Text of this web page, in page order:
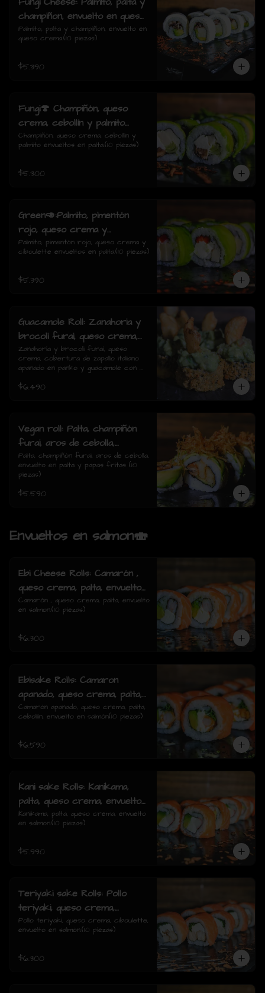
champiñon, envuelto en queso
crema.
Palmito, palta y champiñon, envuelto en
queso crema.(10 piezas)
$5.390
Fungi🍄 Champiñón, queso
crema, cebollín y palmito
envueltos en palta.
Champiñón, queso crema, cebollín y
palmito envueltos en palta.(10 piezas)
$5.300
Green🥑:Palmito, pimentón
rojo, queso crema y
ciboulette envueltos en palta.
Palmito, pimentón rojo, queso crema y
ciboulette envueltos en palta.(10 piezas)
$5.390
Guacamole Roll: Zanahoria y
brocoli furai, queso crema,
cobertura de zapallo italiano
apanado en panko y
(8 piezas)
Zanahoria y brocoli furai, queso
crema, cobertura de zapallo italiano
apanado en panko y guacamole con
$6.490
Vegan roll: Palta, champiñón
furai, aros de cebolla,
envuelto en palta y papas
fritas (10 piezas)
Palta, champiñón furai, aros de cebolla,
envuelto en palta y papas fritas (10
piezas)
$5.590
Envueltos en salmon🍣
Ebi Cheese Rolls: Camarón ,
queso crema, palta, envuelto
en salmon.
Camarón , queso crema, palta, envuelto
en salmon.(10 piezas)
$6.300
Ebisake Rolls: Camaron
apanado, queso crema, palta,
cebollin, envuelto en salmon
Camarón apanado, queso crema, palta,
cebollín, envuelto en salmón(10 piezas)
$6.590
Kani sake Rolls: Kanikama,
palta, queso crema, envuelto
en salmon.
Kanikama, palta, queso crema, envuelto
en salmon.(10 piezas)
$5.990
Teriyaki sake Rolls: Pollo
teriyaki, queso crema,
ciboulette, envuelto en
salmón.
Pollo teriyaki, queso crema, ciboulette,
envuelto en salmón.(10 piezas)
$6.300